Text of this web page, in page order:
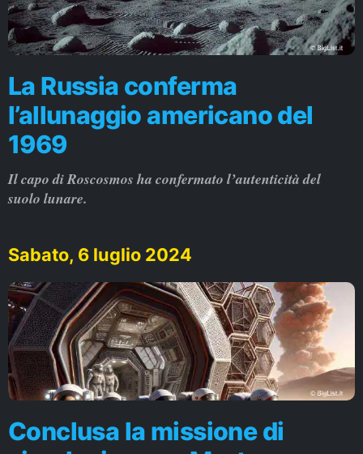
La Russia conferma
l’allunaggio americano del
1969
Il capo di Roscosmos ha confermato l’autenticità del
suolo lunare.
Sabato, 6 luglio 2024
Conclusa la missione di